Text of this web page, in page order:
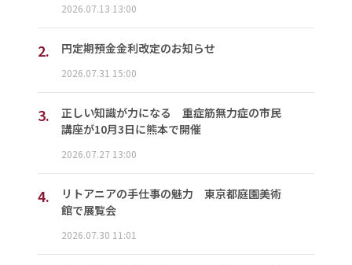
2026.07.13 13:00
2. 円定期預金金利改定のお知らせ
2026.07.31 15:00
3.
正しい知識が力になる 重症筋無力症の市民
講座が10月3日に熊本で開催
2026.07.27 13:00
4.
リトアニアの手仕事の魅力 東京都庭園美術
館で展覧会
2026.07.30 11:01